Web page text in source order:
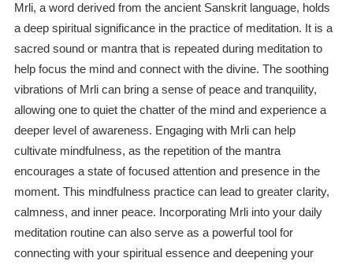
Mrli, a word derived from the ancient Sanskrit language, holds
a deep spiritual significance in the practice of meditation. It is a
sacred sound or mantra that is repeated during meditation to
help focus the mind and connect with the divine. The soothing
vibrations of Mrli can bring a sense of peace and tranquility,
allowing one to quiet the chatter of the mind and experience a
deeper level of awareness. Engaging with Mrli can help
cultivate mindfulness, as the repetition of the mantra
encourages a state of focused attention and presence in the
moment. This mindfulness practice can lead to greater clarity,
calmness, and inner peace. Incorporating Mrli into your daily
meditation routine can also serve as a powerful tool for
connecting with your spiritual essence and deepening your